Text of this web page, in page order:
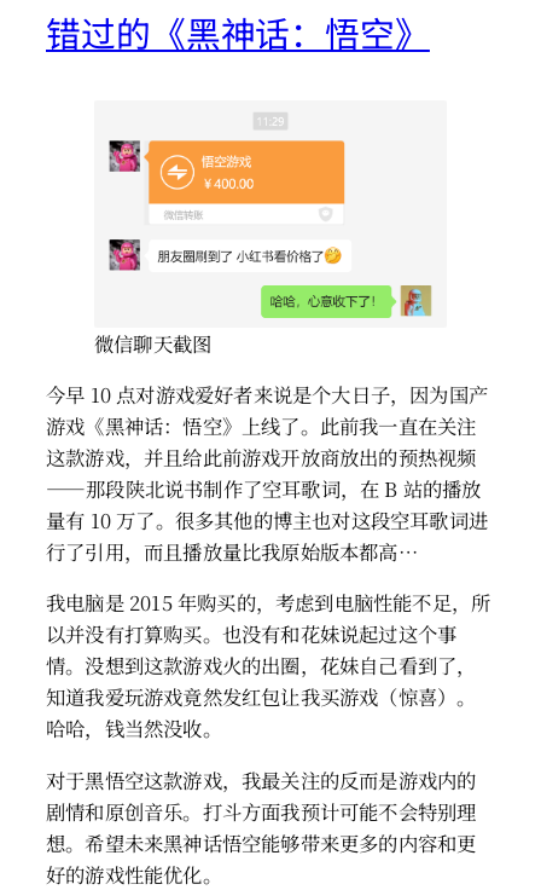
错过的《黑神话：悟空》
微信聊天截图
今早 10 点对游戏爱好者来说是个大日子，因为国产
游戏《黑神话：悟空》上线了。此前我一直在关注
这款游戏，并且给此前游戏开放商放出的预热视频
——那段陕北说书制作了空耳歌词，在 B 站的播放
量有 10 万了。很多其他的博主也对这段空耳歌词进
行了引用，而且播放量比我原始版本都高…
我电脑是 2015 年购买的，考虑到电脑性能不足，所
以并没有打算购买。也没有和花妹说起过这个事
情。没想到这款游戏火的出圈，花妹自己看到了，
知道我爱玩游戏竟然发红包让我买游戏（惊喜）。
哈哈，钱当然没收。
对于黑悟空这款游戏，我最关注的反而是游戏内的
剧情和原创音乐。打斗方面我预计可能不会特别理
想。希望未来黑神话悟空能够带来更多的内容和更
好的游戏性能优化。